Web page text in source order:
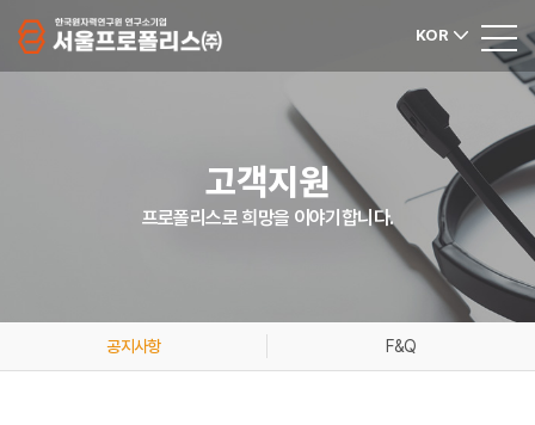
KOR
고객지원
프로폴리스로 희망을 이야기합니다.
공지사항 F&Q